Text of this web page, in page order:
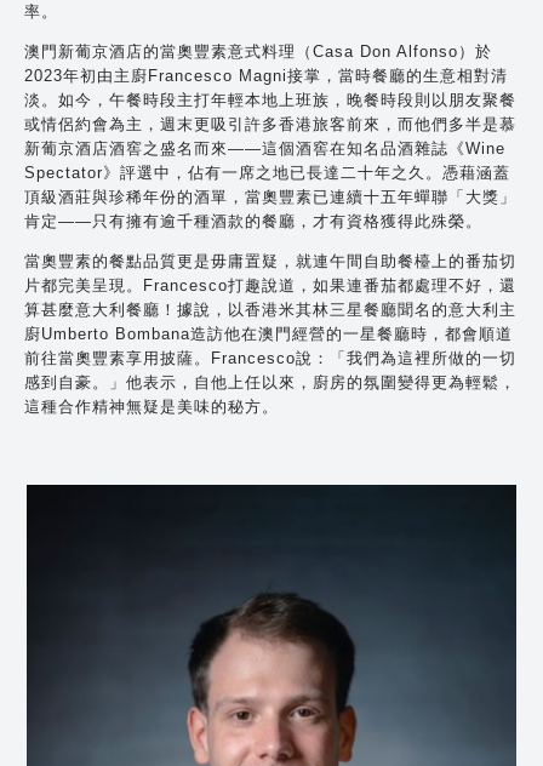
率。
澳門新葡京酒店的當奧豐素意式料理（Casa Don Alfonso）於
2023年初由主廚Francesco Magni接掌，當時餐廳的生意相對清
淡。如今，午餐時段主打年輕本地上班族，晚餐時段則以朋友聚餐
或情侶約會為主，週末更吸引許多香港旅客前來，而他們多半是慕
新葡京酒店酒窖之盛名而來——這個酒窖在知名品酒雜誌《Wine
Spectator》評選中，佔有一席之地已長達二十年之久。憑藉涵蓋
頂級酒莊與珍稀年份的酒單，當奧豐素已連續十五年蟬聯「大獎」
肯定——只有擁有逾千種酒款的餐廳，才有資格獲得此殊榮。
當奧豐素的餐點品質更是毋庸置疑，就連午間自助餐檯上的番茄切
片都完美呈現。Francesco打趣說道，如果連番茄都處理不好，還
算甚麼意大利餐廳！據說，以香港米其林三星餐廳聞名的意大利主
廚Umberto Bombana造訪他在澳門經營的一星餐廳時，都會順道
前往當奧豐素享用披薩。Francesco說：「我們為這裡所做的一切
感到自豪。」他表示，自他上任以來，廚房的氛圍變得更為輕鬆，
這種合作精神無疑是美味的秘方。